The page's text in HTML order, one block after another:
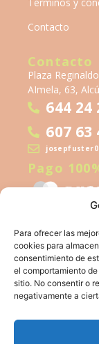
Para ofrecer las
cookies para
consentimiento de
el comportamiento
sitio. No consentir o
negativamente a
Contacto
Contacto
Plaza
AImela, 63,
644 24
607 63
Pago
Financiado